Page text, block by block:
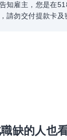
知雇主，您是在
，請勿交付提款卡
缺的人也